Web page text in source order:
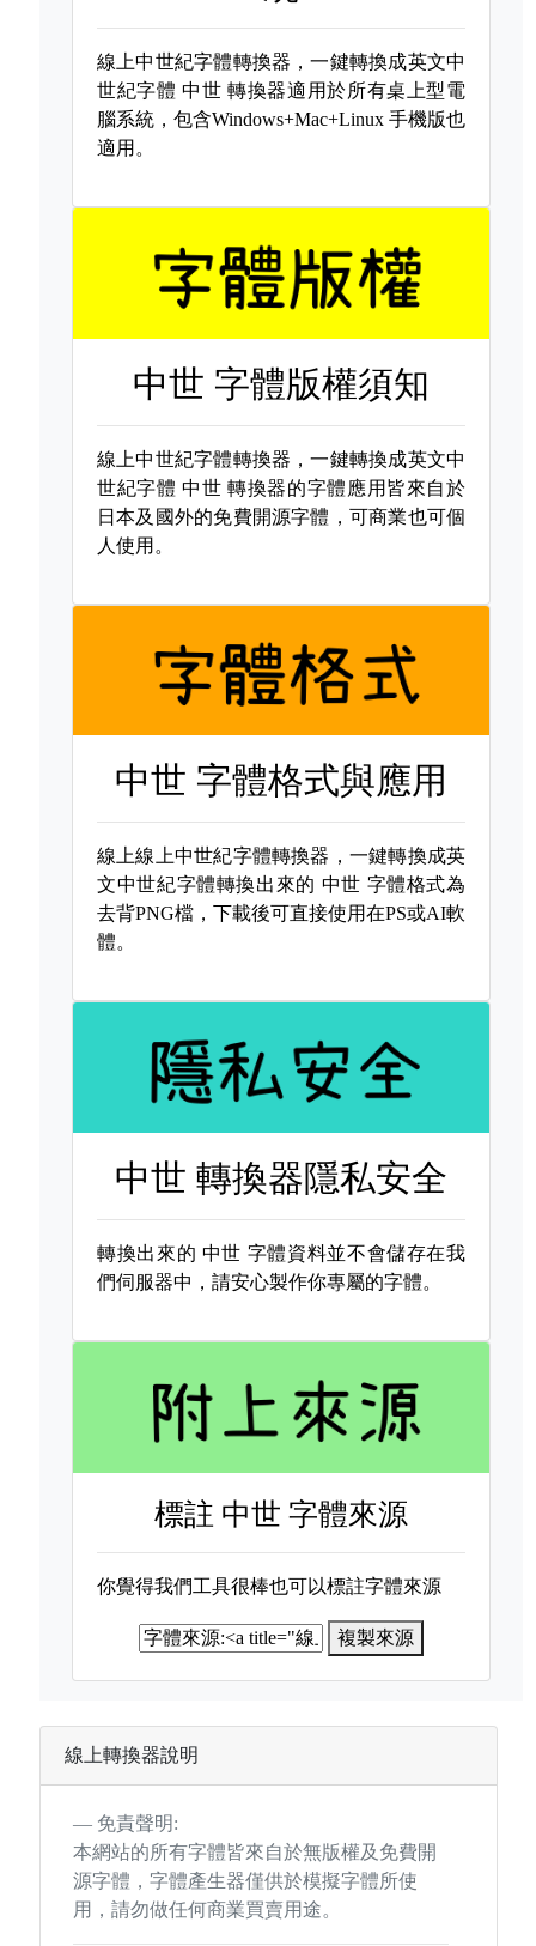
線上中世紀字體轉換器，一鍵轉換成英文中
世紀字體中世 轉換器適用於所有桌上型電
腦系統，包含Windows+Mac+Linux 手機版也
適用。
中世 字體版權須知
線上中世紀字體轉換器，一鍵轉換成英文中
世紀字體中世 轉換器的字體應用皆來自於
日本及國外的免費開源字體，可商業也可個
人使用。
中世 字體格式與應用
線上線上中世紀字體轉換器，一鍵轉換成英
文中世紀字體轉換出來的 中世 字體格式為
去背PNG檔，下載後可直接使用在PS或AI軟
體。
中世 轉換器隱私安全
轉換出來的 中世 字體資料並不會儲存在我
們伺服器中，請安心製作你專屬的字體。
標註 中世 字體來源
你覺得我們工具很棒也可以標註字體來源
複製來源
線上轉換器說明
免責聲明:
本網站的所有字體皆來自於無版權及免費開
源字體，字體產生器僅供於模擬字體所使
用，請勿做任何商業買賣用途。